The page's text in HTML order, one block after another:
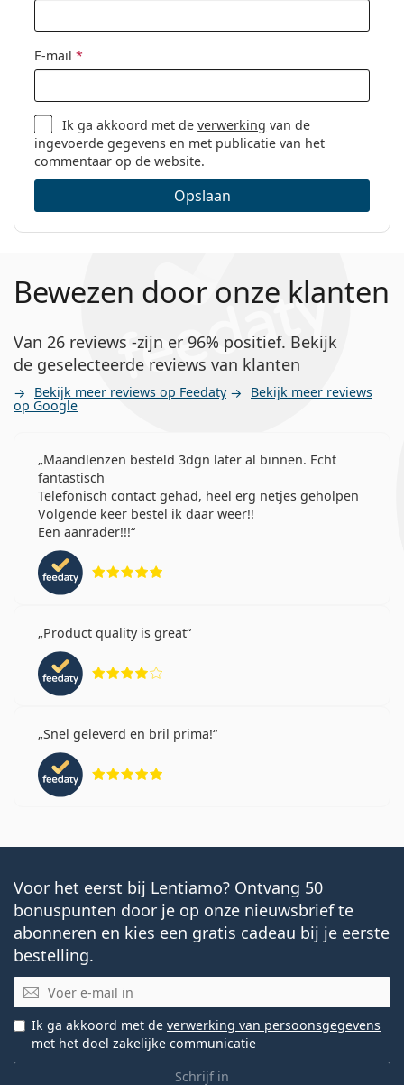
E-mail *
Ik ga akkoord met deverwerking van de
ingevoerde gegevens en met publicatie van het
commentaar op de website.
Opslaan
Bewezen door onze klanten
Van 26 reviews -zijn er 96% positief. Bekijk
de geselecteerde reviews van klanten
Bekijk meer reviews op Feedaty Bekijk meer reviews
op Google
Maandlenzen besteld 3dgn later al binnen. Echt
fantastisch
Telefonisch contact gehad, heel erg netjes geholpen
Volgende keer bestel ik daar weer!!
Een aanrader!!!
Product quality is great
Snel geleverd en bril prima!
Voor het eerst bij Lentiamo? Ontvang 50
bonuspunten door je op onze nieuwsbrief te
abonneren en kies een gratis cadeau bij je eerste
bestelling.
E-mail
Schrijf in
Ik ga akkoord met de verwerking van persoonsgegevens
met het doel zakelijke communicatie